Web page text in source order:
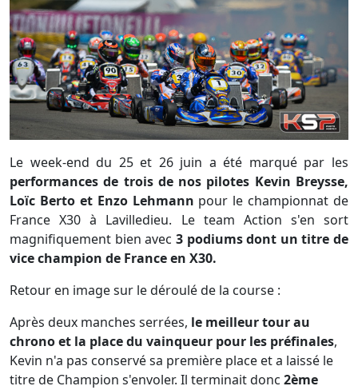
Le week-end du 25 et 26 juin a été marqué par les
performances de trois de nos pilotes Kevin Breysse,
Loïc Berto et Enzo Lehmann pour le championnat de
France X30 à Lavilledieu. Le team Action s'en sort
magnifiquement bien avec 3 podiums dont un titre de
vice champion de France en X30.
Retour en image sur le déroulé de la course :
Après deux manches serrées, le meilleur tour au
chrono et la place du vainqueur pour les préfinales,
Kevin n'a pas conservé sa première place et a laissé le
titre de Champion s'envoler. Il terminait donc 2ème